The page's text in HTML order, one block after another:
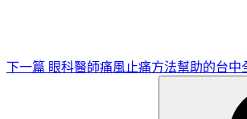
下一篇 眼科醫師痛風止痛方法幫助的台中